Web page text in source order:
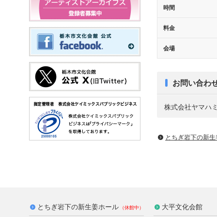
時間
料金
会場
お問い合わ
株式会社ヤマハ
とちぎ岩下の新
とちぎ岩下の新生姜ホール 大平文化会館